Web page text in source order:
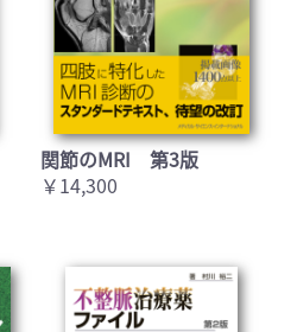
関節のMRI 第3版
￥14,300